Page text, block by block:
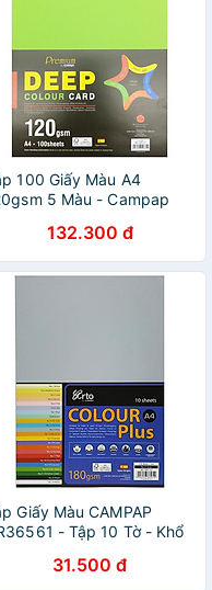
100 Giấy Màu A4
5 Màu - Campap
132.300 đ
Giấy Màu CAMPAP
- Tập 10 Tờ - Khổ
31.500 đ